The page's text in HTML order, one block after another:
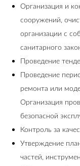
Организация и
сооружений,
организации с
санитарного
Проведение
Проведение
ремонта или
Организация
безопасной
Контроль за
Утверждение
частей,